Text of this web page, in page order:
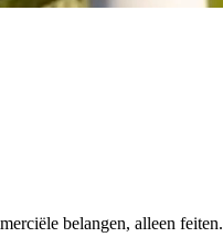
belangen, alleen feiten.